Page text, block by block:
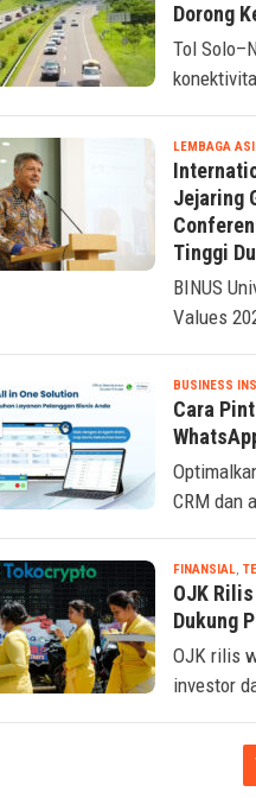
Dorong
Tol
LEMBAGA
Jejaring
Tinggi
BINUS
Values
BUSINESS
Cara
CRM dan
FINANSIAL,
OJK
Dukung
OJK rilis
investor